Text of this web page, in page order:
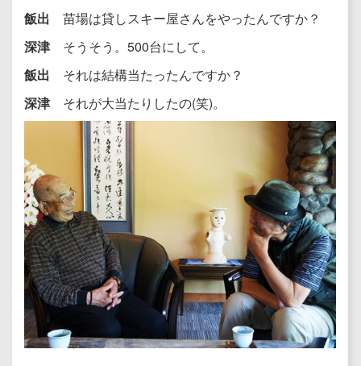
飯出 苗場は貸しスキー屋さんをやったんですか？
深津 そうそう。500台にして。
飯出 それは結構当たったんですか？
深津 それが大当たりしたの(笑)。